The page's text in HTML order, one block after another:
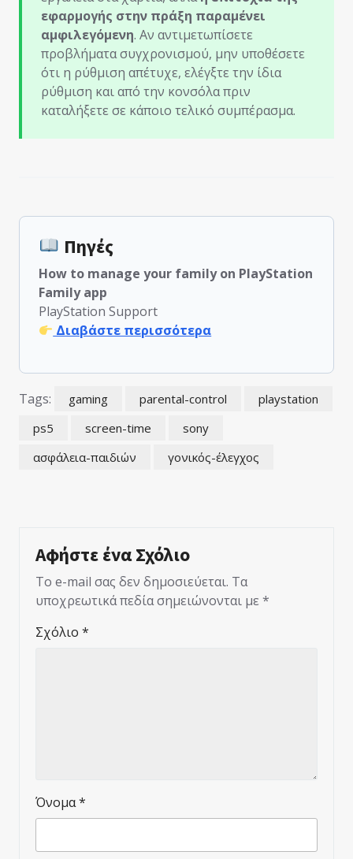
εφαρμογής στην πράξη παραμένει
αμφιλεγόμενη. Αν αντιμετωπίσετε
προβλήματα συγχρονισμού, μην υποθέσετε
ότι η ρύθμιση απέτυχε, ελέγξτε την ίδια
ρύθμιση και από την κονσόλα πριν
καταλήξετε σε κάποιο τελικό συμπέρασμα.
Πηγές
How to manage your family on PlayStation
Family app
PlayStation Support
Διαβάστε περισσότερα
Tags: gaming parental-control
playstation
ps5
screen-time
sony
ασφάλεια-παιδιών
γονικός-έλεγχος
Αφήστε ένα Σχόλιο
Το e-mail σας δεν δημοσιεύεται. Τα
υποχρεωτικά πεδία σημειώνονται με *
Σχόλιο *
Όνομα*